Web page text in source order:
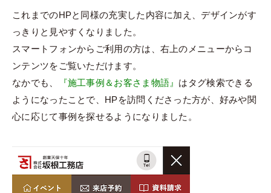
これまでのHPと同様の充実した内容に加え、デザインがす
っきりと見やすくなりました。
スマートフォンからご利用の方は、右上のメニューからコ
ンテンツをご覧いただけます。
なかでも、
『施工事例＆お客さま物語』 はタグ検索できる
ようになったことで、HPを訪問くださった方が、好みや関
心に応じて事例を探せるようになりました。